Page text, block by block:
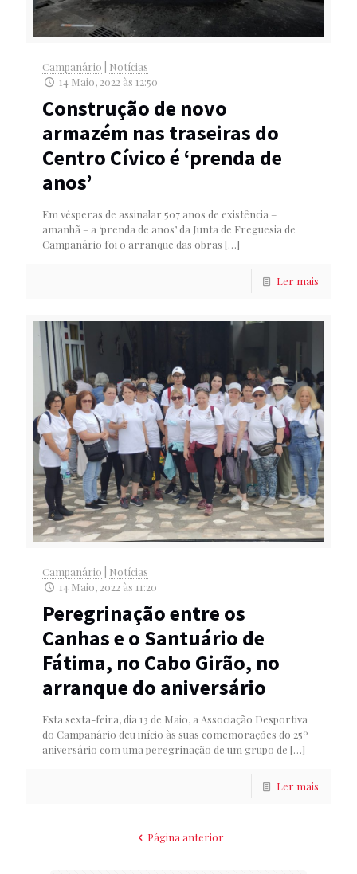
Campanário
Notícias
14 Maio, 2022 às 12:50
Construção de novo
armazém nas traseiras do
Centro Cívico é ‘prenda de
anos’
Em vésperas de assinalar 507 anos de existência –
amanhã – a ‘prenda de anos’ da Junta de Freguesia de
Campanário foi o arranque das obras […]
Ler mais
Campanário
Notícias
14 Maio, 2022 às 11:20
Peregrinação entre os
Canhas e o Santuário de
Fátima, no Cabo Girão, no
arranque do aniversário
Esta sexta-feira, dia 13 de Maio, a Associação Desportiva
do Campanário deu início às suas comemorações do 25º
aniversário com uma peregrinação de um grupo de […]
Ler mais
Página anterior